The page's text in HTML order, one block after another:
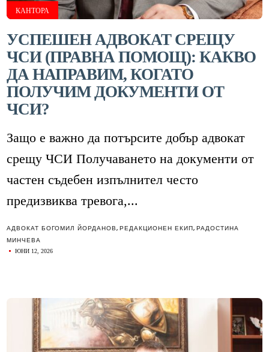
КАНТОРА
УСПЕШЕН АДВОКАТ СРЕЩУ
ЧСИ (ПРАВНА ПОМОЩ): КАКВО
ДА НАПРАВИМ, КОГАТО
ПОЛУЧИМ ДОКУМЕНТИ ОТ
ЧСИ?
Защо е важно да потърсите добър адвокат
срещу ЧСИ Получаването на документи от
частен съдебен изпълнител често
предизвиква тревога,...
АДВОКАТ БОГОМИЛ ЙОРДАНОВ,РЕДАКЦИОНЕН ЕКИП,РАДОСТИНА
МИНЧЕВА
ЮНИ 12, 2026